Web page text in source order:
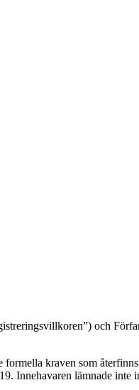
och
kraven som
Innehavaren lämnade